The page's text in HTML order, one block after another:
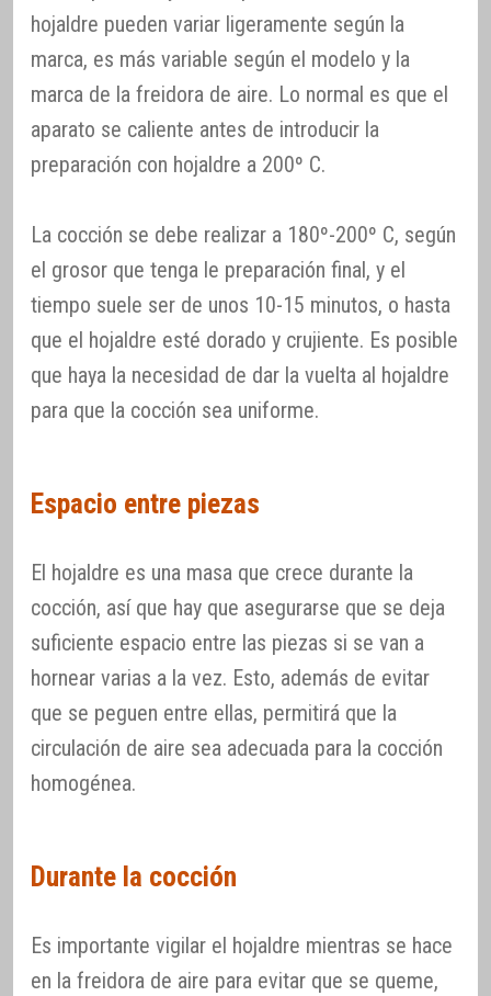
hojaldre pueden variar ligeramente según la
marca, es más variable según el modelo y la
marca de la freidora de aire. Lo normal es que el
aparato se caliente antes de introducir la
preparación con hojaldre a 200º C.
La cocción se debe realizar a 180º-200º C, según
el grosor que tenga le preparación final, y el
tiempo suele ser de unos 10-15 minutos, o hasta
que el hojaldre esté dorado y crujiente. Es posible
que haya la necesidad de dar la vuelta al hojaldre
para que la cocción sea uniforme.
Espacio entre piezas
El hojaldre es una masa que crece durante la
cocción, así que hay que asegurarse que se deja
suficiente espacio entre las piezas si se van a
hornear varias a la vez. Esto, además de evitar
que se peguen entre ellas, permitirá que la
circulación de aire sea adecuada para la cocción
homogénea.
Durante la cocción
Es importante vigilar el hojaldre mientras se hace
en la freidora de aire para evitar que se queme,